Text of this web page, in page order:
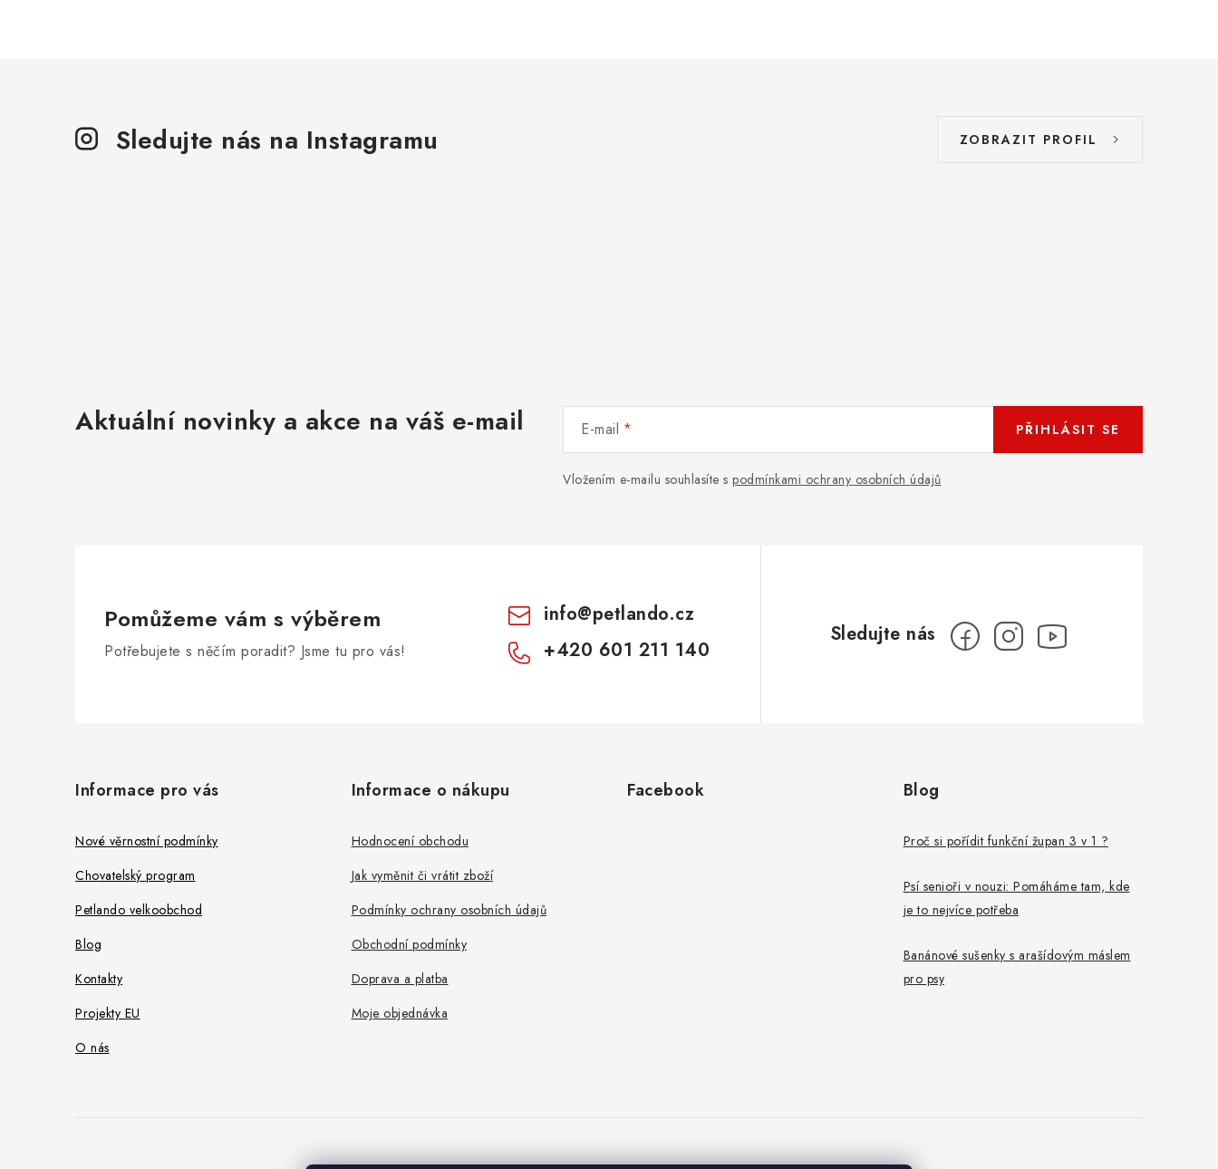
Sledujte nás na Instagramu ZOBRAZIT PROFIL
Aktuální novinky a akce na váš e-mail E-mail
Vložením e-mailu souhlasíte s podmínkami ochrany osobních údajů
PŘIHLÁSIT SE
Pomůžeme vám s výběrem
Potřebujete s něčím poradit? Jsme tu pro vás!
info@petlando.cz
+420 601 211 140
Informace pro vás
Nové věrnostní podmínky
Chovatelský program
Petlando velkoobchod
Blog
Kontakty
Projekty EU
O nás
Informace o nákupu
Hodnocení obchodu
Jak vyměnit či vrátit zboží
Podmínky ochrany osobních údajů
Obchodní podmínky
Doprava a platba
Moje objednávka
Facebook Blog
Proč si pořídit funkční župan 3 v 1 ?
Psí senioři v nouzi: Pomáháme tam, kde
je to nejvíce potřeba
Banánové sušenky s arašídovým máslem
pro psy